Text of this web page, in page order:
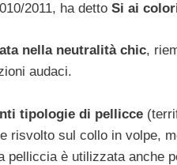
2011, ha detto Si ai
nella neutralità chic,
audaci.
tipologie di pellicce
risvolto sul collo in volpe,
è utilizzata anche